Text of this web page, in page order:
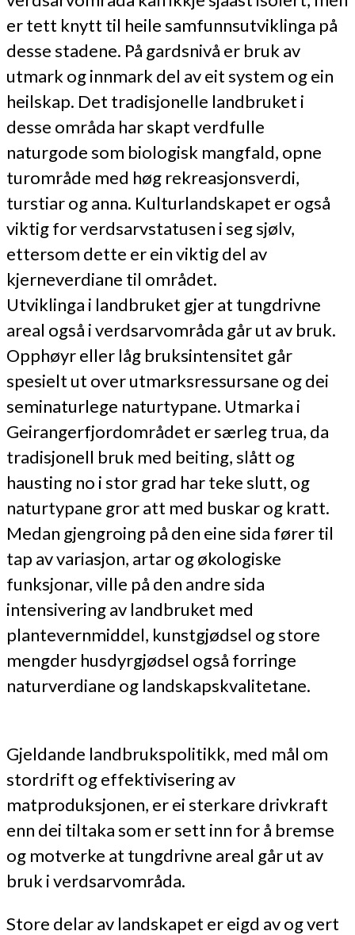
er tett knytt til heile samfunnsutviklinga på
desse stadene. På gardsnivå er bruk av
utmark og innmark del av eit system og ein
heilskap. Det tradisjonelle landbruket i
desse områda har skapt verdfulle
naturgode som biologisk mangfald, opne
turområde med høg rekreasjonsverdi,
turstiar og anna. Kulturlandskapet er også
viktig for verdsarvstatusen i seg sjølv,
ettersom dette er ein viktig del av
kjerneverdiane til området.
Utviklinga i landbruket gjer at tungdrivne
areal også i verdsarvområda går ut av bruk.
Opphøyr eller låg bruksintensitet går
spesielt ut over utmarksressursane og dei
seminaturlege naturtypane. Utmarka i
Geirangerfjordområdet er særleg trua, da
tradisjonell bruk med beiting, slått og
hausting no i stor grad har teke slutt, og
naturtypane gror att med buskar og kratt.
Medan gjengroing på den eine sida fører til
tap av variasjon, artar og økologiske
funksjonar, ville på den andre sida
intensivering av landbruket med
plantevernmiddel, kunstgjødsel og store
mengder husdyrgjødsel også forringe
naturverdiane og landskapskvalitetane.
Gjeldande landbrukspolitikk, med mål om
stordrift og effektivisering av
matproduksjonen, er ei sterkare drivkraft
enn dei tiltaka som er sett inn for å bremse
og motverke at tungdrivne areal går ut av
bruk i verdsarvområda.
Store delar av landskapet er eigd av og vert